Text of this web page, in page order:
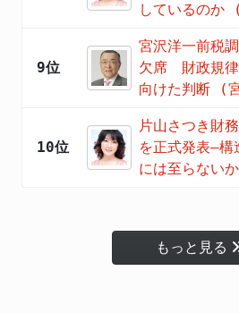
しているのか
9位
宮沢洋一前税
欠席 財政規律
向けた判断 (
10位
片山さつき財
を正式発表―構
には至らない
もっと見る